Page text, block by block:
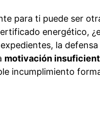
para ti puede ser
energético,
la
motivación
incumplimiento